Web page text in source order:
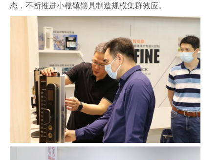
态，不断推进小榄镇锁具制造规模集群效应。